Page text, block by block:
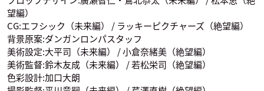
貴家堂子
月光ヶ原美彩(モノ
ミ)
TARAKO
モノクマ 終里赤音
万代大作
声優：釘宮理恵
グレート・ゴズ
声優：三宅健太 声優：斎藤千和
望編）
CG:エフシック（未来編） / ラッキーピクチャーズ（絶望編）
背景原案:ダンガンロンパスタッフ
美術設定:大平司（未来編） / 小倉奈緒美（絶望編）
美術監督:鈴木友成（未来編） / 若松栄司（絶望編）
色彩設計:加口大朗